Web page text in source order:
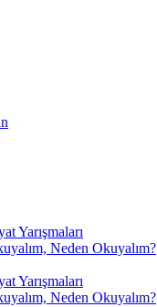
Yarışmaları
Neden Okuyalım?
Yarışmaları
Neden Okuyalım?